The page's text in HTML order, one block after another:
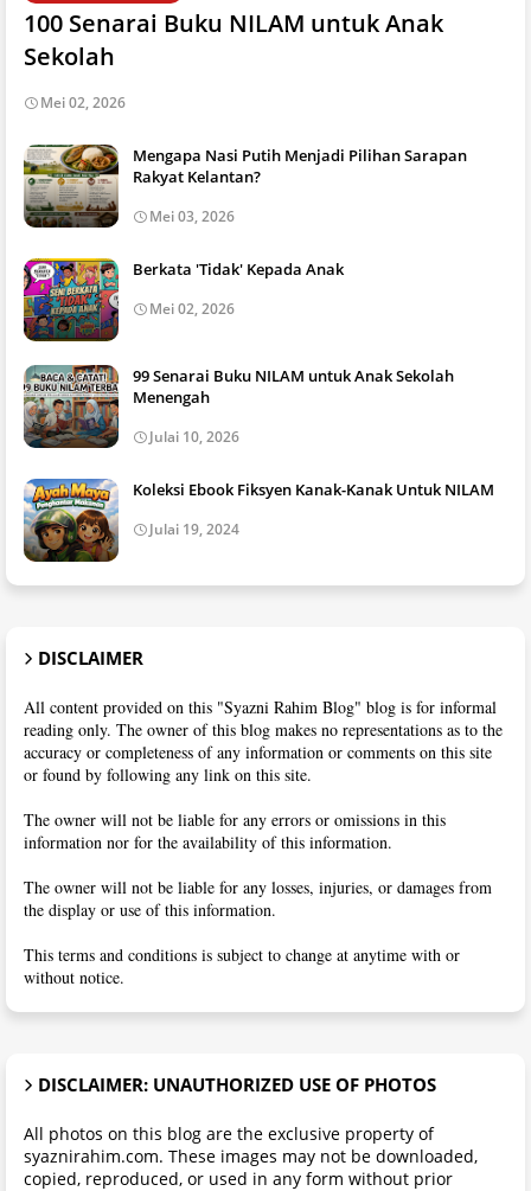
100 Senarai Buku NILAM untuk Anak
Sekolah
Mei 02, 2026
Mengapa Nasi Putih Menjadi Pilihan Sarapan
Rakyat Kelantan?
Mei 03, 2026
Berkata 'Tidak' Kepada Anak
Mei 02, 2026
99 Senarai Buku NILAM untuk Anak Sekolah
Menengah
Julai 10, 2026
Koleksi Ebook Fiksyen Kanak-Kanak Untuk NILAM
Julai 19, 2024
DISCLAIMER
All content provided on this "Syazni Rahim Blog" blog is for informal
reading only. The owner of this blog makes no representations as to the
accuracy or completeness of any information or comments on this site
or found by following any link on this site.
The owner will not be liable for any errors or omissions in this
information nor for the availability of this information.
The owner will not be liable for any losses, injuries, or damages from
the display or use of this information.
This terms and conditions is subject to change at anytime with or
without notice.
DISCLAIMER: UNAUTHORIZED USE OF PHOTOS
All photos on this blog are the exclusive property of
syaznirahim.com. These images may not be downloaded,
copied, reproduced, or used in any form without prior